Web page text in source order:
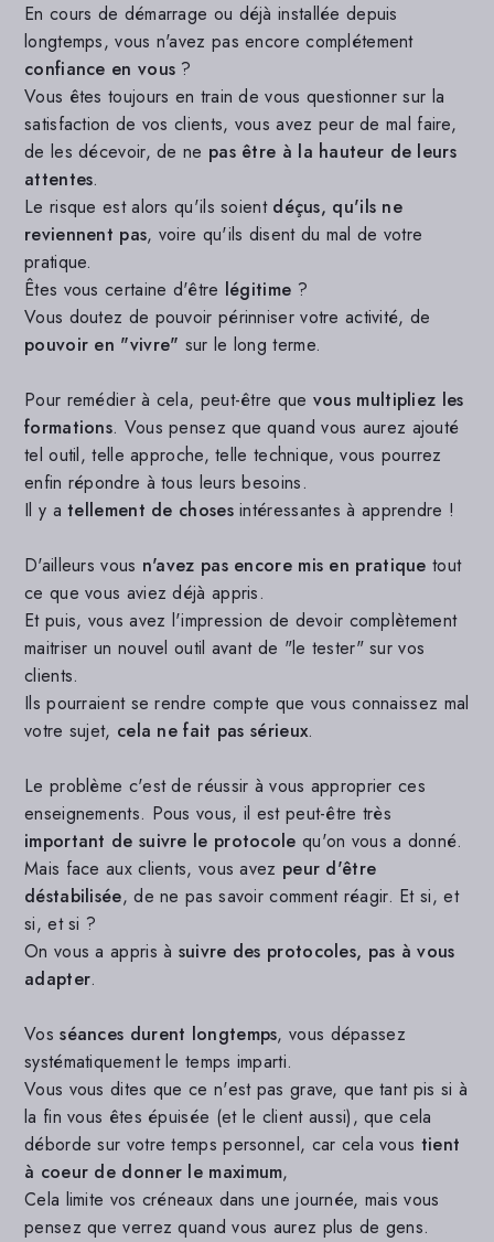
En cours de démarrage ou déjà installée depuis
longtemps, vous n'avez pas encore complétement
confiance en vous ?
Vous êtes toujours en train de vous questionner sur la
satisfaction de vos clients, vous avez peur de mal faire,
de les décevoir, de ne pas être à la hauteur de leurs
attentes.
Le risque est alors qu'ils soient déçus, qu'ils ne
reviennent pas, voire qu'ils disent du mal de votre
pratique.
Êtes vous certaine d'être légitime ?
Vous doutez de pouvoir périnniser votre activité, de
pouvoir en "vivre" sur le long terme.
Pour remédier à cela, peut-être que vous multipliez les
formations. Vous pensez que quand vous aurez ajouté
tel outil, telle approche, telle technique, vous pourrez
enfin répondre à tous leurs besoins.
Il y atellement de chosesintéressantes à apprendre !
D'ailleurs vous n'avez pas encore mis en pratique tout
ce que vous aviez déjà appris.
Et puis, vous avez l'impression de devoir complètement
maitriser un nouvel outil avant de "le tester" sur vos
clients.
Ils pourraient se rendre compte que vous connaissez mal
votre sujet, cela ne fait pas sérieux.
Le problème c'est de réussir à vous approprier ces
enseignements. Pous vous, il est peut-être très
important de suivre le protocole qu'on vous a donné.
Mais face aux clients, vous avez peur d'être
déstabilisée, de ne pas savoir comment réagir. Et si, et
si, et si ?
On vous a appris à suivre des protocoles, pas à vous
adapter.
Vosséances durent longtemps, vous dépassez
systématiquement le temps imparti.
Vous vous dites que ce n'est pas grave, que tant pis si à
la fin vous êtes épuisée (et le client aussi), que cela
déborde sur votre temps personnel, car cela vous tient
à coeur de donner le maximum,
Cela limite vos créneaux dans une journée, mais vous
pensez que verrez quand vous aurez plus de gens.